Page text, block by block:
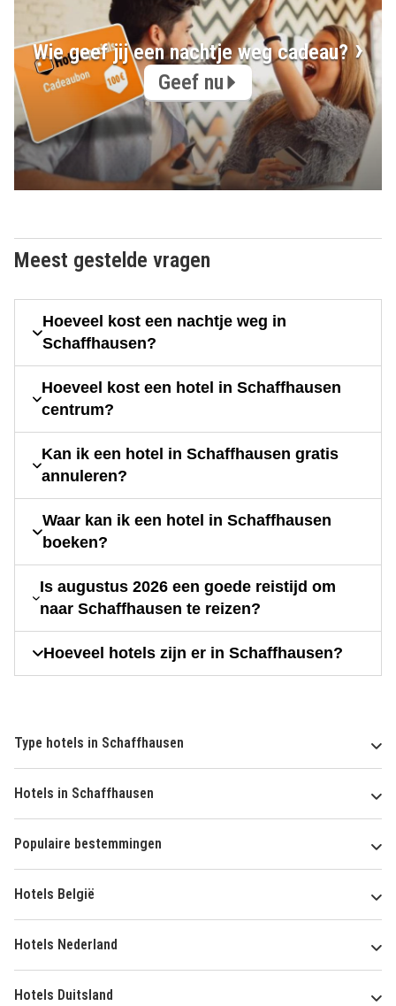
Wie geef jij een nachtje weg cadeau?
Geef nu
Meest gestelde vragen
Hoeveel kost een nachtje weg in
Schaffhausen?
Hoeveel kost een hotel in Schaffhausen
centrum?
Kan ik een hotel in Schaffhausen gratis
annuleren?
Waar kan ik een hotel in Schaffhausen
boeken?
Is augustus 2026 een goede reistijd om
naar Schaffhausen te reizen?
Hoeveel hotels zijn er in Schaffhausen?
Type hotels in Schaffhausen
Hotels in Schaffhausen
Populaire bestemmingen
Hotels België
Hotels Nederland
Hotels Duitsland